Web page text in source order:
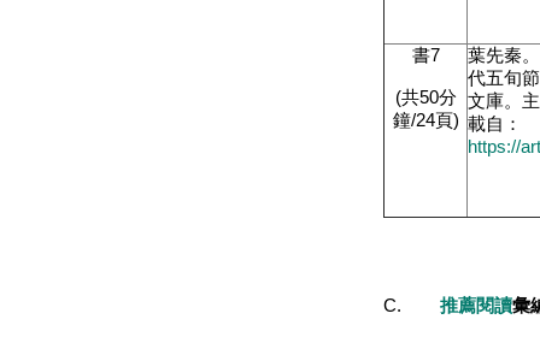
書7
(共50分
鐘/24頁)
葉先秦
代五旬
文庫。
載自：
https://
C.推薦閱讀彙